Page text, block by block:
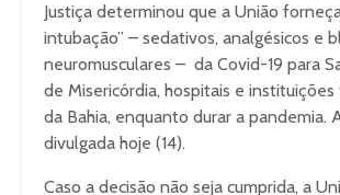
Justiça determinou que a União
intubação” – sedativos, analgésicos e
neuromusculares – da Covid-19 para
de Misericórdia, hospitais e
da Bahia, enquanto durar a pandemia.
divulgada hoje (14).
Caso a decisão não seja cumprida, a